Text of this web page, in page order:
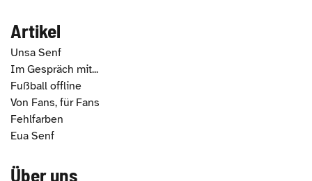
Artikel
Unsa Senf
Im Gespräch mit...
Fußball offline
Von Fans, für Fans
Fehlfarben
Eua Senf
Über uns